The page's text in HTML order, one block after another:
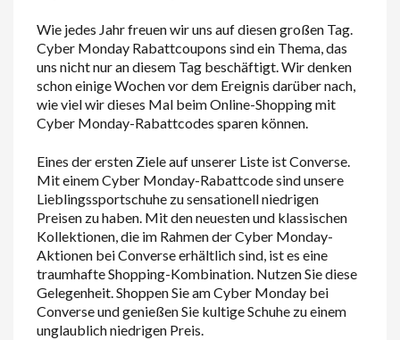
Wie jedes Jahr freuen wir uns auf diesen großen Tag.
Cyber Monday Rabattcoupons sind ein Thema, das
uns nicht nur an diesem Tag beschäftigt. Wir denken
schon einige Wochen vor dem Ereignis darüber nach,
wie viel wir dieses Mal beim Online-Shopping mit
Cyber Monday-Rabattcodes sparen können.
Eines der ersten Ziele auf unserer Liste ist Converse.
Mit einem Cyber Monday-Rabattcode sind unsere
Lieblingssportschuhe zu sensationell niedrigen
Preisen zu haben. Mit den neuesten und klassischen
Kollektionen, die im Rahmen der Cyber Monday-
Aktionen bei Converse erhältlich sind, ist es eine
traumhafte Shopping-Kombination. Nutzen Sie diese
Gelegenheit. Shoppen Sie am Cyber Monday bei
Converse und genießen Sie kultige Schuhe zu einem
unglaublich niedrigen Preis.